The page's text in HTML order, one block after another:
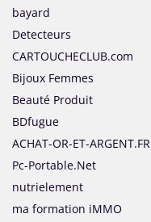
bayard
Detecteurs
CARTOUCHECLUB.com
Bijoux Femmes
Beauté Produit
BDfugue
ACHAT-OR-ET-ARGENT.FR
Pc-Portable.Net
nutrielement
ma formation iMMO